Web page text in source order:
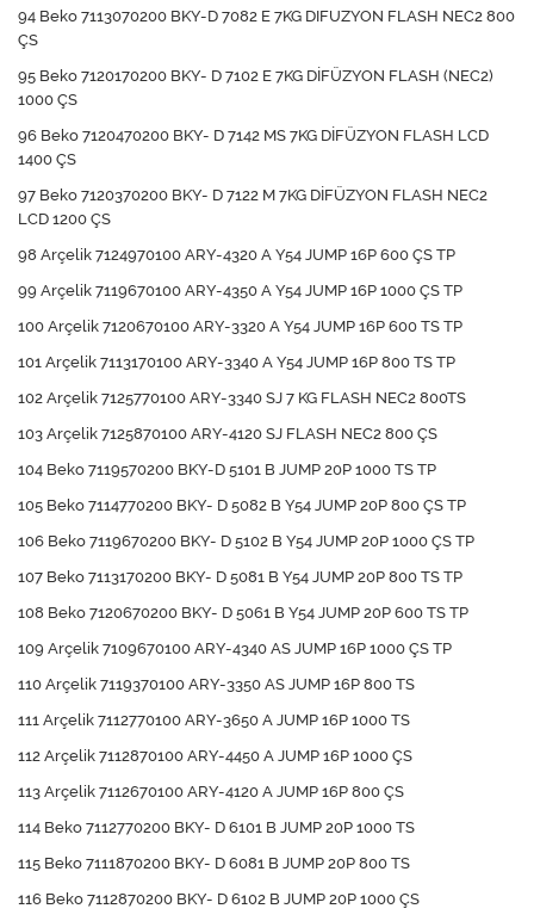
94 Beko 7113070200 BKY-D 7082 E 7KG DIFUZYON FLASH NEC2 800
ÇS
95 Beko 7120170200 BKY- D 7102 E 7KG DİFÜZYON FLASH (NEC2)
1000 ÇS
96 Beko 7120470200 BKY- D 7142 MS 7KG DİFÜZYON FLASH LCD
1400 ÇS
97 Beko 7120370200 BKY- D 7122 M 7KG DİFÜZYON FLASH NEC2
LCD 1200 ÇS
98 Arçelik 7124970100 ARY-4320 A Y54 JUMP 16P 600 ÇS TP
99 Arçelik 7119670100 ARY-4350 A Y54 JUMP 16P 1000 ÇS TP
100 Arçelik 7120670100 ARY-3320 A Y54 JUMP 16P 600 TS TP
101 Arçelik 7113170100 ARY-3340 A Y54 JUMP 16P 800 TS TP
102 Arçelik 7125770100 ARY-3340 SJ 7 KG FLASH NEC2 800TS
103 Arçelik 7125870100 ARY-4120 SJ FLASH NEC2 800 ÇS
104 Beko 7119570200 BKY-D 5101 B JUMP 20P 1000 TS TP
105 Beko 7114770200 BKY- D 5082 B Y54 JUMP 20P 800 ÇS TP
106 Beko 7119670200 BKY- D 5102 B Y54 JUMP 20P 1000 ÇS TP
107 Beko 7113170200 BKY- D 5081 B Y54 JUMP 20P 800 TS TP
108 Beko 7120670200 BKY- D 5061 B Y54 JUMP 20P 600 TS TP
109 Arçelik 7109670100 ARY-4340 AS JUMP 16P 1000 ÇS TP
110 Arçelik 7119370100 ARY-3350 AS JUMP 16P 800 TS
111 Arçelik 7112770100 ARY-3650 A JUMP 16P 1000 TS
112 Arçelik 7112870100 ARY-4450 A JUMP 16P 1000 ÇS
113 Arçelik 7112670100 ARY-4120 A JUMP 16P 800 ÇS
114 Beko 7112770200 BKY- D 6101 B JUMP 20P 1000 TS
115 Beko 7111870200 BKY- D 6081 B JUMP 20P 800 TS
116 Beko 7112870200 BKY- D 6102 B JUMP 20P 1000 ÇS